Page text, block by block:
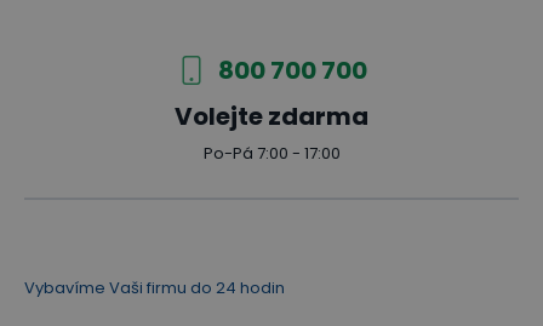
800 700 700
Volejte zdarma
Po-Pá 7:00 - 17:00
Vybavíme Vaši firmu do 24 hodin